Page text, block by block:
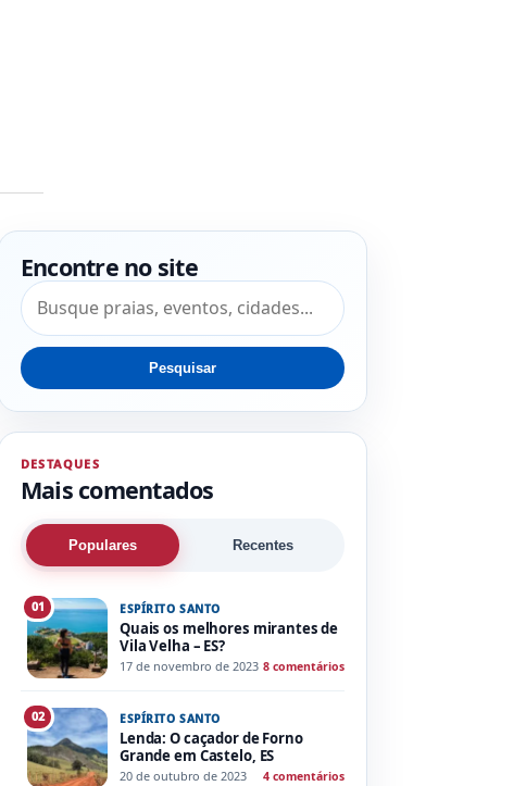
Encontre no site
Pesquisar por:
Pesquisar
DESTAQUES
Mais comentados
Populares Recentes
01 ESPÍRITO SANTO
Quais os melhores mirantes de
Vila Velha – ES?
17 de novembro de 2023 8 comentários
02 ESPÍRITO SANTO
Lenda: O caçador de Forno
Grande em Castelo, ES
20 de outubro de 2023 4 comentários